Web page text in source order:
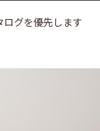
グを優先します